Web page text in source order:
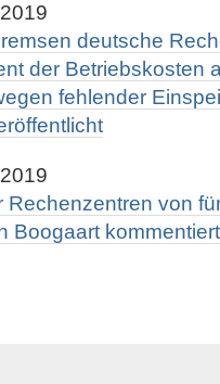
deutsche
der Betriebskosten
fehlender
von
Boogaart